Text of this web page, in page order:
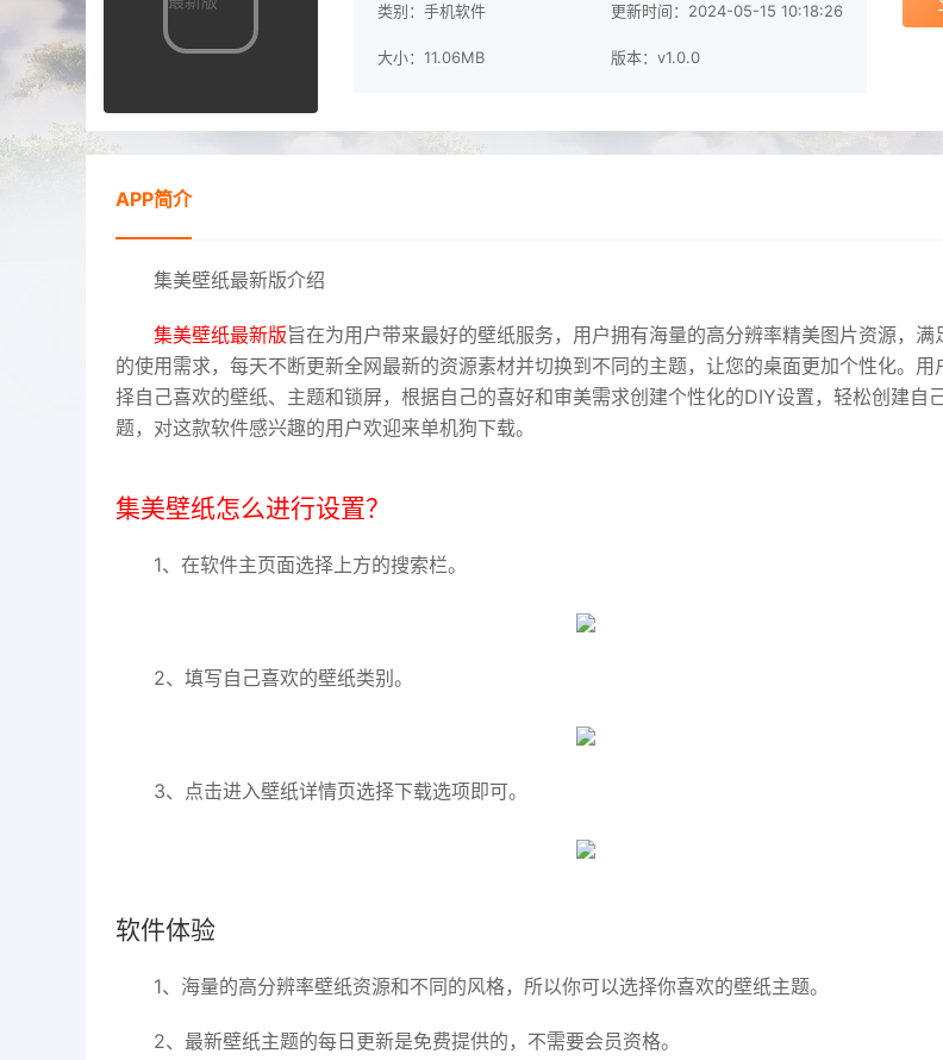
类别：手机软件 更新时间：2024-05-15 10:18:26
大小：11.06MB 版本：v1.0.0
APP简介
集美壁纸最新版介绍
集美壁纸最新版旨在为用户带来最好的壁纸服务，用户拥有海量的高分辨率精美图片资源，满
的使用需求，每天不断更新全网最新的资源素材并切换到不同的主题，让您的桌面更加个性化。用
择自己喜欢的壁纸、主题和锁屏，根据自己的喜好和审美需求创建个性化的DIY设置，轻松创建自
题，对这款软件感兴趣的用户欢迎来单机狗下载。
集美壁纸怎么进行设置？
1、在软件主页面选择上方的搜索栏。
2、填写自己喜欢的壁纸类别。
3、点击进入壁纸详情页选择下载选项即可。
软件体验
1、海量的高分辨率壁纸资源和不同的风格，所以你可以选择你喜欢的壁纸主题。
2、最新壁纸主题的每日更新是免费提供的，不需要会员资格。